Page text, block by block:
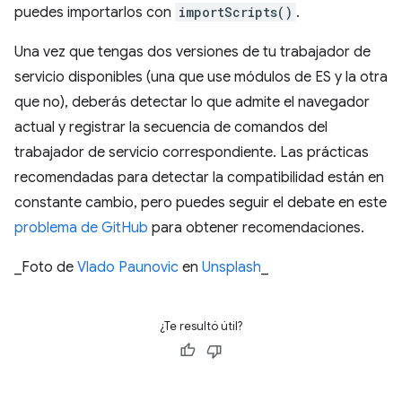
puedes importarlos con importScripts() .
Una vez que tengas dos versiones de tu trabajador de
servicio disponibles (una que use módulos de ES y la otra
que no), deberás detectar lo que admite el navegador
actual y registrar la secuencia de comandos del
trabajador de servicio correspondiente. Las prácticas
recomendadas para detectar la compatibilidad están en
constante cambio, pero puedes seguir el debate en este
problema de GitHub para obtener recomendaciones.
_Foto de Vlado Paunovic en Unsplash
¿Te resultó útil?